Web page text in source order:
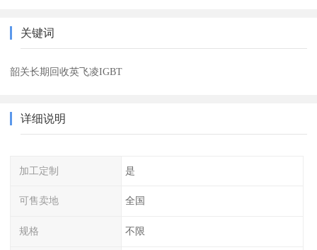
关键词
韶关长期回收英飞凌IGBT
详细说明
加工定制 是
可售卖地 全国
规格 不限